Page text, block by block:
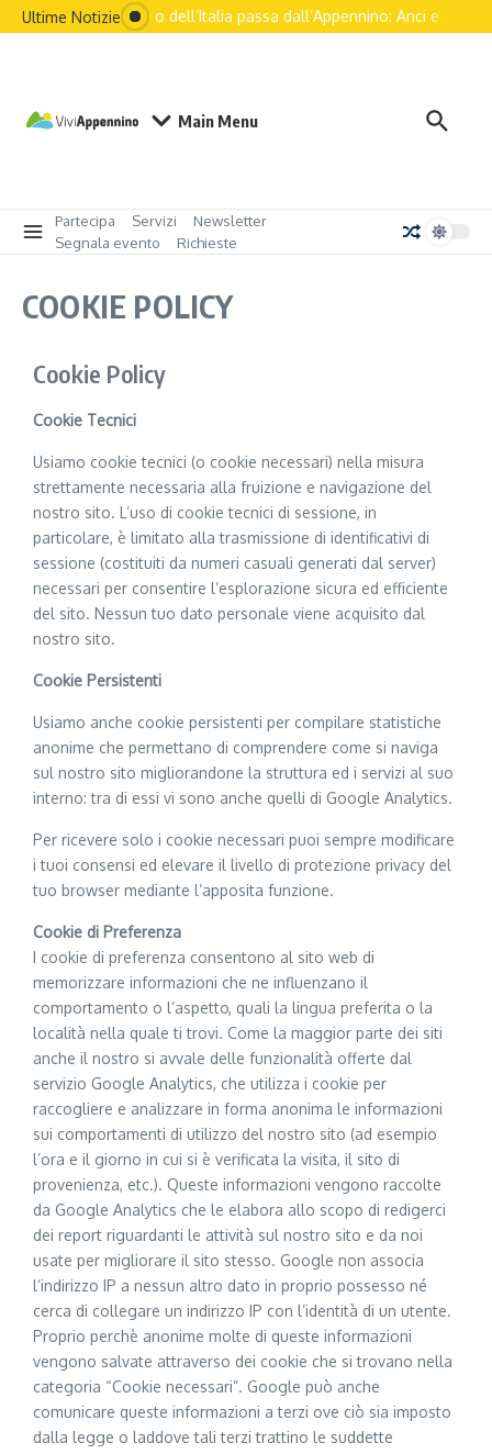
Ultime NotizieIl futuro dell’Italia passa dall’Appennino: Anci e le
Main Menu
Partecipa Servizi
Newsletter
Segnala evento
Richieste
COOKIE POLICY
Cookie Policy
Cookie Tecnici
Usiamo cookie tecnici (o cookie necessari) nella misura
strettamente necessaria alla fruizione e navigazione del
nostro sito. L’uso di cookie tecnici di sessione, in
particolare, è limitato alla trasmissione di identificativi di
sessione (costituiti da numeri casuali generati dal server)
necessari per consentire l’esplorazione sicura ed efficiente
del sito. Nessun tuo dato personale viene acquisito dal
nostro sito.
Cookie Persistenti
Usiamo anche cookie persistenti per compilare statistiche
anonime che permettano di comprendere come si naviga
sul nostro sito migliorandone la struttura ed i servizi al suo
interno: tra di essi vi sono anche quelli di Google Analytics.
Per ricevere solo i cookie necessari puoi sempre modificare
i tuoi consensi ed elevare il livello di protezione privacy del
tuo browser mediante l’apposita funzione.
Cookie di Preferenza
I cookie di preferenza consentono al sito web di
memorizzare informazioni che ne influenzano il
comportamento o l’aspetto, quali la lingua preferita o la
località nella quale ti trovi. Come la maggior parte dei siti
anche il nostro si avvale delle funzionalità offerte dal
servizio Google Analytics, che utilizza i cookie per
raccogliere e analizzare in forma anonima le informazioni
sui comportamenti di utilizzo del nostro sito (ad esempio
l’ora e il giorno in cui si è verificata la visita, il sito di
provenienza, etc.). Queste informazioni vengono raccolte
da Google Analytics che le elabora allo scopo di redigerci
dei report riguardanti le attività sul nostro sito e da noi
usate per migliorare il sito stesso. Google non associa
l’indirizzo IP a nessun altro dato in proprio possesso né
cerca di collegare un indirizzo IP con l’identità di un utente.
Proprio perchè anonime molte di queste informazioni
vengono salvate attraverso dei cookie che si trovano nella
categoria “Cookie necessari”. Google può anche
comunicare queste informazioni a terzi ove ciò sia imposto
dalla legge o laddove tali terzi trattino le suddette